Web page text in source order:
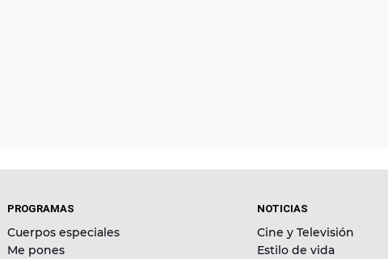
PROGRAMAS
Cuerpos especiales
Me pones
NOTICIAS
Cine y Televisión
Estilo de vida